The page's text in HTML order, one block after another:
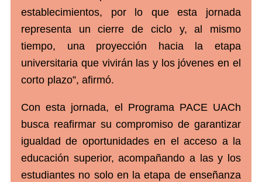
establecimientos, por lo que esta jornada
representa un cierre de ciclo y, al mismo
tiempo, una proyección hacia la etapa
universitaria que vivirán las y los jóvenes en el
corto plazo”, afirmó.
Con esta jornada, el Programa PACE UACh
busca reafirmar su compromiso de garantizar
igualdad de oportunidades en el acceso a la
educación superior, acompañando a las y los
estudiantes no solo en la etapa de enseñanza